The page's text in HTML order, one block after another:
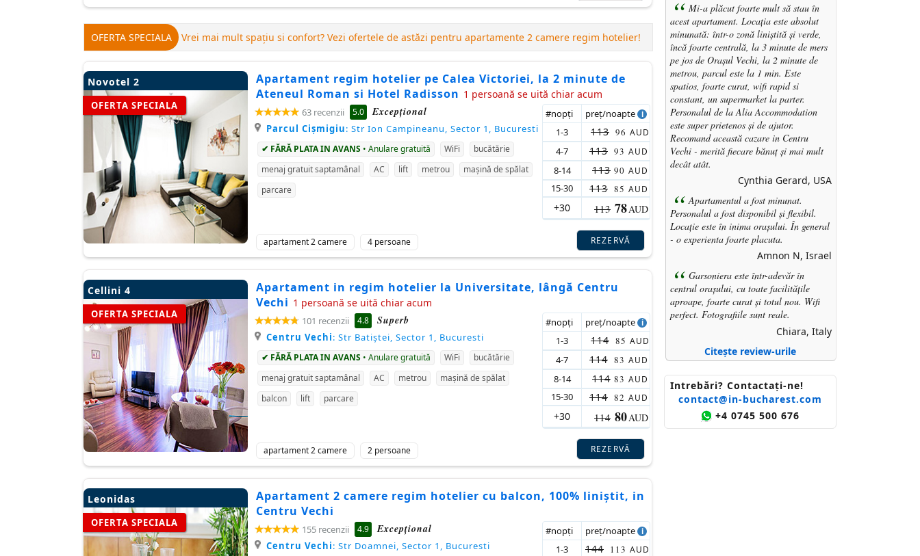
OFERTA SPECIALA Vrei mai mult spațiu si confort? Vezi ofertele de astăzi pentru apartamente 2 camere regim hotelier!
Novotel 2
OFERTA SPECIALA
Apartament regim hotelier pe Calea Victoriei, la 2 minute de
Ateneul Roman si Hotel Radisson 1 persoană se uită chiar acum
63 recenzii 5.0 Excepţional
Parcul Cișmigiu: Str Ion Campineanu, Sector 1, Bucuresti
✔ FĂRĂ PLATA IN AVANS • Anulare gratuită WiFi
bucătărie
menaj gratuit saptamânal
AC lift metrou
mașină de spălat
parcare
#nopţi
preţ/noapte
1-3
113 96 AUD
4-7 113 93 AUD
8-14 113 90 AUD
15-30 113 85 AUD
+30 113 78AUD
apartament 2 camere 4 persoane REZERVĂ
Cellini 4
OFERTA SPECIALA
Apartament in regim hotelier la Universitate, lângă Centru
Vechi 1 persoană se uită chiar acum
101 recenzii 4.8 Superb
Centru Vechi: Str Batiștei, Sector 1, Bucuresti
✔ FĂRĂ PLATA IN AVANS • Anulare gratuită WiFi
bucătărie
menaj gratuit saptamânal
AC metrou
mașină de spălat
balcon
lift parcare
#nopţi
preţ/noapte
1-3
114 85 AUD
4-7 114 83 AUD
8-14 114 83 AUD
15-30 114 82 AUD
+30 114 80AUD
apartament 2 camere 2 persoane REZERVĂ
Leonidas
OFERTA SPECIALA
Apartament 2 camere regim hotelier cu balcon, 100% liniștit, in
Centru Vechi
155 recenzii 4.9 Excepţional
Centru Vechi: Str Doamnei, Sector 1, Bucuresti
#nopţi
preţ/noapte
1-3
144 113 AUD
Mi-a plăcut foarte mult să stau în
acest apartament. Locația este absolut
minunată: într-o zonă liniștită și verde,
încă foarte centrală, la 3 minute de mers
pe jos de Orașul Vechi, la 2 minute de
metrou, parcul este la 1 min. Este
spatios, foarte curat, wifi rapid si
constant, un supermarket la parter.
Personalul de la Alia Accommodation
este super prietenos și de ajutor.
Recomand această cazare in Centru
Vechi - merită fiecare bănuț și mai mult
decât atât.
Cynthia Gerard, USA
Apartamentul a fost minunat.
Personalul a fost disponibil și flexibil.
Locație este în inima orașului. În general
- o experienta foarte placuta.
Amnon N, Israel
Garsoniera este într-adevăr în
centrul orașului, cu toate facilitățile
aproape, foarte curat și totul nou. Wifi
perfect. Fotografiile sunt reale.
Chiara, Italy
Citește review-urile
Intrebări? Contactaţi-ne!
contact@in-bucharest.com
+4 0745 500 676